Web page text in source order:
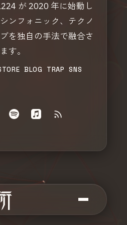
LISTEN
Music
が 2020 年に始動し
ンフォニック、テクノ
を独自の手法で融合さ
す。
BLOG TRAP SNS